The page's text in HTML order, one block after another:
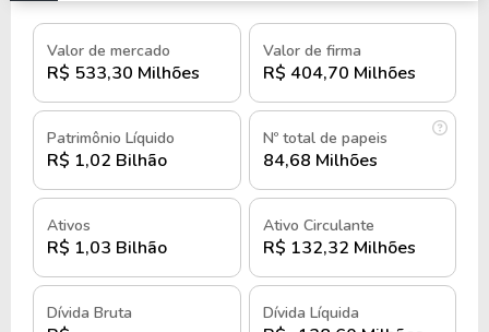
Com uma estratégia de diversificação de
investimentos, a empresa busca equilibrar seu
portfólio entre setores tradicionais e emergentes.
Essa abordagem visa mitigar riscos e aproveitar
oportunidades de crescimento em diferentes áreas
da economia.
Classificada como uma small cap na B3, a Alfa
Holdings possui uma estrutura operacional que
abrange diversas subsidiárias e unidades de
negócios. Suas ações são negociadas na B3 sob os
Valor de mercado
R$ 533,30 Milhões
Valor de firma
R$ 404,70 Milhões
Patrimônio Líquido
R$ 1,02 Bilhão
Nº total de papeis
84,68 Milhões
Ativos
R$ 1,03 Bilhão
Ativo Circulante
R$ 132,32 Milhões
Dívida Bruta Dívida Líquida